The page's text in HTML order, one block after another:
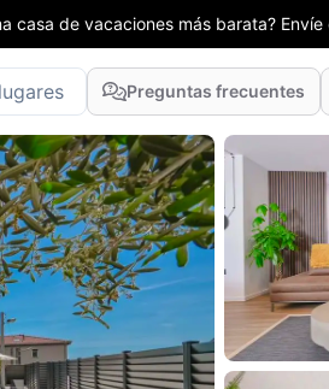
casa de vacaciones más barata?
Preguntas frecuentes